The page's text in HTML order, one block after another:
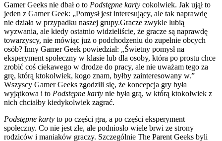
Gamer Geeks nie dbał o to Podstępne karty cokolwiek. Jak ujął to
jeden z Gamer Geek: „Pomysł jest interesujący, ale tak naprawdę
nie działa w przypadku naszej grupy.Gracze zwykle lubią
wyzwania, ale kiedy ostatnio widzieliście, że gracze są naprawdę
towarzyscy, nie mówiąc już o podchodzeniu do zupełnie obcych
osób? Inny Gamer Geek powiedział: „Świetny pomysł na
eksperyment społeczny w klasie lub dla osoby, która po prostu chce
zrobić coś ciekawego w drodze do pracy, ale nie uważam tego za
grę, którą ktokolwiek, kogo znam, byłby zainteresowany w.”
Wszyscy Gamer Geeks zgodzili się, że koncepcja gry była
wyjątkowa i to Podstępne karty nie była grą, w którą ktokolwiek z
nich chciałby kiedykolwiek zagrać.
Podstępne karty to po części gra, a po części eksperyment
społeczny. Co nie jest złe, ale podniosło wiele brwi ze strony
rodziców i maniaków graczy. Szczególnie The Parent Geeks byli